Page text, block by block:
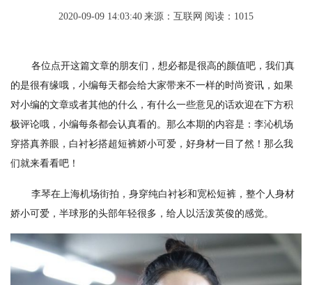
2020-09-09 14:03:40 来源：互联网 阅读：1015
各位点开这篇文章的朋友们，想必都是很高的颜值吧，我们真
的是很有缘哦，小编每天都会给大家带来不一样的时尚资讯，如果
对小编的文章或者其他的什么，有什么一些意见的话欢迎在下方积
极评论哦，小编每条都会认真看的。那么本期的内容是：李沁机场
穿搭真养眼，白衬衫搭超短裤娇小可爱，好身材一目了然！那么我
们就来看看吧！
李琴在上海机场街拍，身穿纯白衬衫和宽松短裤，整个人身材
娇小可爱，半球形的头部年轻很多，给人以活泼英俊的感觉。